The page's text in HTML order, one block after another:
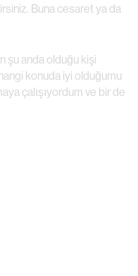
Buna cesaret ya da
şu anda olduğu kişi
konuda iyi olduğumu
çalışıyordum ve bir de